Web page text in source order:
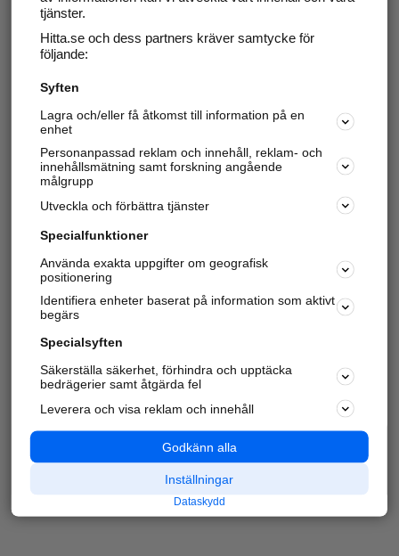
tjänster.
Hitta.se och dess partners kräver samtycke för
följande:
Syften
Lagra och/eller få åtkomst till information på en
enhet
Personanpassad reklam och innehåll, reklam- och
innehållsmätning samt forskning angående
målgrupp
Utveckla och förbättra tjänster
Specialfunktioner
Använda exakta uppgifter om geografisk
positionering
Identifiera enheter baserat på information som aktivt
begärs
Specialsyften
Säkerställa säkerhet, förhindra och upptäcka
bedrägerier samt åtgärda fel
Leverera och visa reklam och innehåll
Godkänn alla
Inställningar
Dataskydd